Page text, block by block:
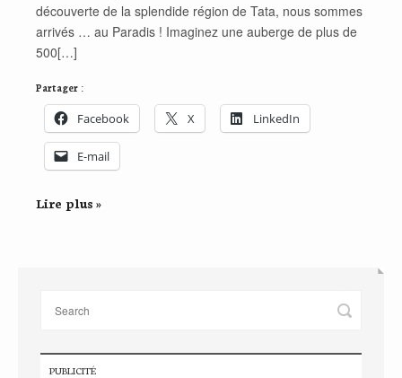
découverte de la splendide région de Tata, nous sommes
arrivés … au Paradis ! Imaginez une auberge de plus de
500[…]
Partager :
Facebook X LinkedIn
E-mail
Lire plus »
PUBLICITÉ